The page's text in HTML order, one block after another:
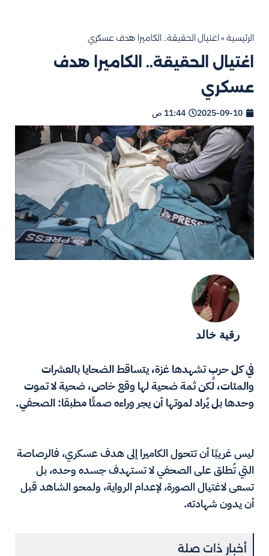
الرئيسية » اغتيال الحقيقة.. الكاميرا هدف عسكري
اغتيال الحقيقة.. الكاميرا هدف
عسكري
2025-09-10 11:44 ص
رقية خالد
في كل حربٍ تشهدها غزة، يتساقط الضحايا بالعشرات
والمئات، لكن ثمة ضحية لها وقع خاص، ضحية لا تموت
وحدها بل يُراد لموتها أن يجر وراءه صمتًا مطبقا: الصحفي.
ليس غريبًا أن تتحول الكاميرا إلى هدف عسكري، فالرصاصة
التي تُطلق على الصحفي لا تستهدف جسده وحده، بل
تسعى لاغتيال الصورة، لإعدام الرواية، ولمحو الشاهد قبل
أن يدون شهادته.
أخبار ذات صلة